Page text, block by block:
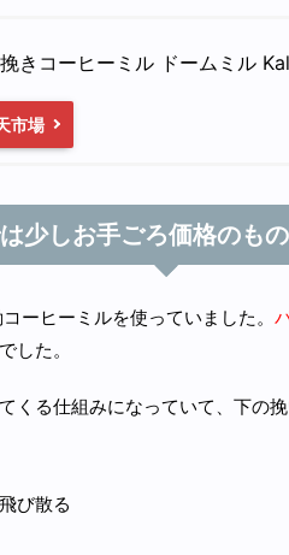
挽きコーヒーミル ドームミル
市場
少しお手ごろ価格のも
ーヒーミルを使っていました。
でした。
くる仕組みになっていて、下の
び散る